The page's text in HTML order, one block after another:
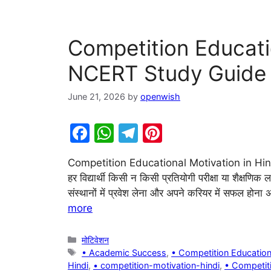
Competition
NCERT Study Guide
June 21, 2026 by openwish
F
c
e
b
o
o
W
at
s
p
T
e
gr
er
e
Competition Educational Motivation in
हर विद्यार्थी किसी न किसी प्रतियोगी परीक्षा या
संस्थानों में प्रवेश लेना और अपने करियर में सफल होना
more
Categories
मोटिवेशन
Tags
• Academic Success, • Competition
Hindi, • competition-motivation-hindi, •